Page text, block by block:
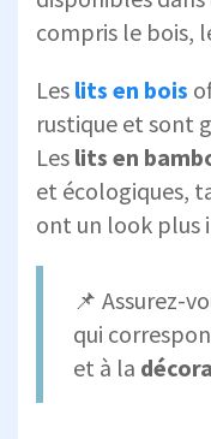
compris le bois,
Les lits en bois
rustique et sont
Les lits en
et écologiques,
ont un look plus
📌 Assurez-
qui
et à la